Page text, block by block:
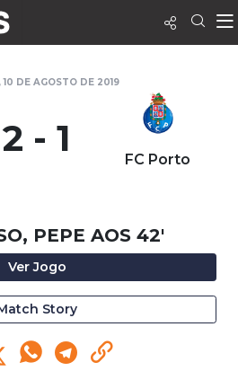
10 DE AGOSTO DE 2019
2 - 1 FC Porto
PEPE AOS 42'
Ver Jogo
Story